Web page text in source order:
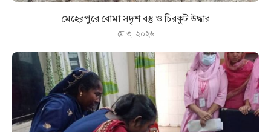
মেহেরপুরে বোমা সদৃশ বস্তু ও চিরকুট উদ্ধার
মে ৩, ২০২৬